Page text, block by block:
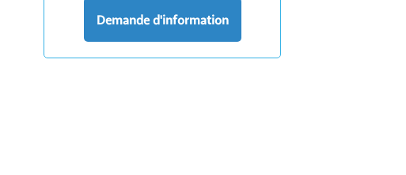
Demande d'information